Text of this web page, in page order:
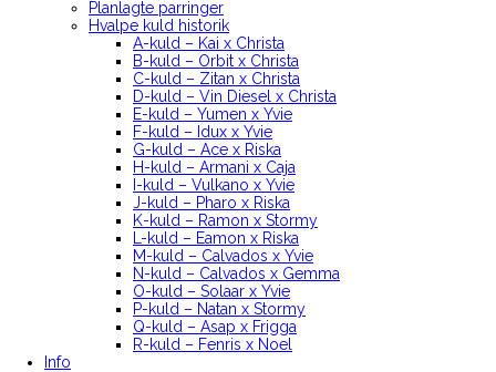
Planlagte parringer
Hvalpe kuld historik
A-kuld – Kai x Christa
B-kuld – Orbit x Christa
C-kuld – Zitan x Christa
D-kuld – Vin Diesel x Christa
E-kuld – Yumen x Yvie
F-kuld – Idux x Yvie
G-kuld – Ace x Riska
H-kuld – Armani x Caja
I-kuld – Vulkano x Yvie
J-kuld – Pharo x Riska
K-kuld – Ramon x Stormy
L-kuld – Eamon x Riska
M-kuld – Calvados x Yvie
N-kuld – Calvados x Gemma
O-kuld – Solaar x Yvie
P-kuld – Natan x Stormy
Q-kuld – Asap x Frigga
R-kuld – Fenris x Noel
Info